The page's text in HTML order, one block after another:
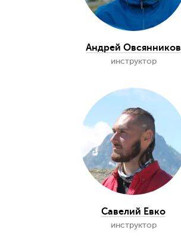
Андрей Овсянников
инструктор
Савелий Евко
инструктор